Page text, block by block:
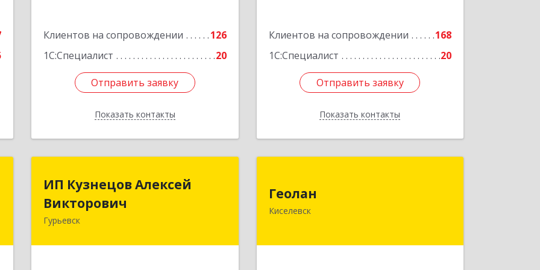
Клиентов на сопровождении
126
1С:Специалист
20
Отправить заявку
Показать контакты
Отправить заявку
Назад
Клиентов на сопровождении
168
1С:Специалист
20
Отправить заявку
Показать контакты
Отправить заявку
Назад
ИП Кузнецов Алексей
Викторович
Гурьевск
ИП Кузнецов Алексей
Викторович
652780, Кемеровская обл, Гурьевский
Геолан
Киселевск
Подробнее